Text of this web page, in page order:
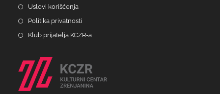
Uslovi korišćenja
Politika privatnosti
Klub prijatelja KCZR-a